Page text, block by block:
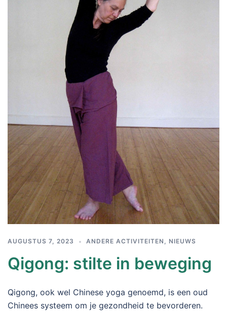
AUGUSTUS 7, 2023 ANDERE ACTIVITEITEN , NIEUWS
Qigong: stilte in beweging
Qigong, ook wel Chinese yoga genoemd, is een oud
Chinees systeem om je gezondheid te bevorderen.